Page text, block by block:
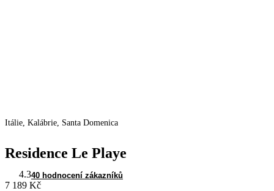
Itálie, Kalábrie, Santa Domenica
Residence Le Playe
4.340 hodnocení zákazníků
7 189 Kč